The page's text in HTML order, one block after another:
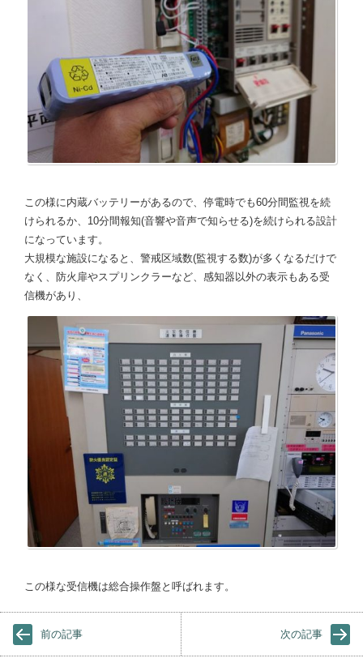
この様に内蔵バッテリーがあるので、停電時でも60分間監視を続
けられるか、10分間報知(音響や音声で知らせる)を続けられる設計
になっています。
大規模な施設になると、警戒区域数(監視する数)が多くなるだけで
なく、防火扉やスプリンクラーなど、感知器以外の表示もある受
信機があり、
この様な受信機は総合操作盤と呼ばれます。
前の記事 次の記事